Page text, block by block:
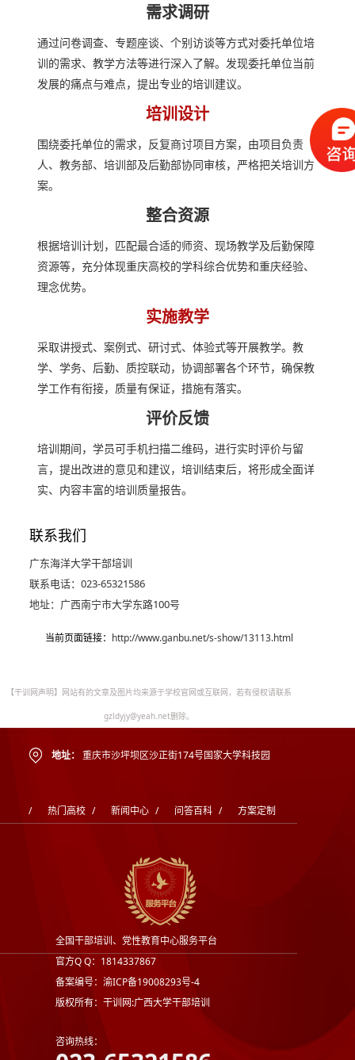
需求调研
通过问卷调查、专题座谈、个别访谈等方式对委托单位培
训的需求、教学方法等进行深入了解。发现委托单位当前
发展的痛点与难点，提出专业的培训建议。
培训设计
围绕委托单位的需求，反复商讨项目方案，由项目负责
人、教务部、培训部及后勤部协同审核，严格把关培训方
案。
整合资源
根据培训计划，匹配最合适的师资、现场教学及后勤保障
资源等，充分体现重庆高校的学科综合优势和重庆经验、
理念优势。
实施教学
采取讲授式、案例式、研讨式、体验式等开展教学。教
学、学务、后勤、质控联动，协调部署各个环节，确保教
学工作有衔接，质量有保证，措施有落实。
评价反馈
培训期间，学员可手机扫描二维码，进行实时评价与留
言，提出改进的意见和建议，培训结束后，将形成全面详
实、内容丰富的培训质量报告。
联系我们
广东海洋大学干部培训
联系电话：023-65321586
地址：广西南宁市大学东路100号
当前页面链接： http://www.ganbu.net/s-show/13113.html
【干训网声明】网站有的文章及图片均来源于学校官网或互联网，若有侵权请联系
gzldyjy@yeah.net删除。
地址： 重庆市沙坪坝区沙正街174号国家大学科技园
/ 热门高校 / 新闻中心 / 问答百科 / 方案定制
全国干部培训、党性教育中心服务平台
官方Q Q：1814337867
备案编号：渝ICP备19008293号-4
版权所有：干训网:广西大学干部培训
咨询热线：